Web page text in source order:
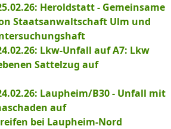
Heroldstatt - Gemeinsame
Staatsanwaltschaft Ulm und
Lkw-Unfall auf A7: Lkw
Sattelzug auf
Laupheim/B30 - Unfall mit
auf
bei Laupheim-Nord